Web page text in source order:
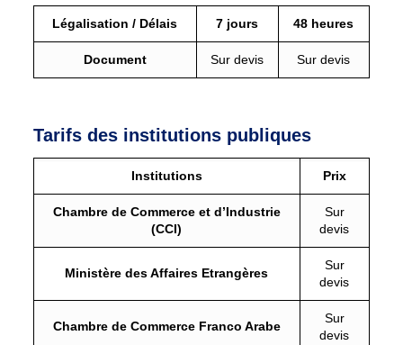
Légalisation / Délais 7 jours 48 heures
Document Sur devis Sur devis
Tarifs des institutions publiques
Institutions Prix
Chambre de Commerce et d’Industrie
(CCI)
Sur
devis
Ministère des Affaires Etrangères
Sur
devis
Chambre de Commerce Franco Arabe
Sur
devis